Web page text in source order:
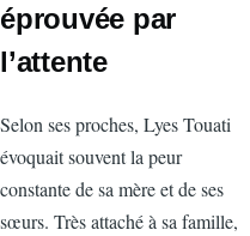
éprouvée par
l’attente
Selon ses proches, Lyes Touati
évoquait souvent la peur
constante de sa mère et de ses
sœurs. Très attaché à sa famille,